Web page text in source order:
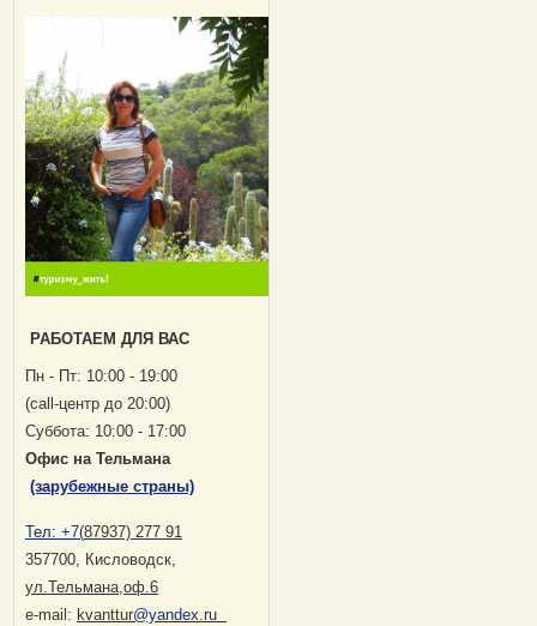
РАБОТАЕМ ДЛЯ ВАС
Пн - Пт: 10:00 - 19:00
(саll-центр до 20:00)
Суббота: 10:00 - 17:00
Офис на Тельмана
(зарубежные страны)
Тел: +7(87937) 277 91
357700, Кисловодск,
ул.Тельмана,оф.6
е-mail: kvanttur@yandex.ru